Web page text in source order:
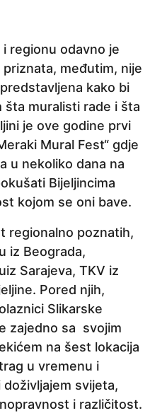
regionu odavno је
međutim, nije
kako bi
šta muralisti rade i šta
je ove godine prvi
Mural Fest“ gdje
u nekoliko dana na
Bijeljincima
kojom se oni bave.
regionalno poznatih,
iz Beograda,
Sarajeva, TKV iz
Pored njih,
Slikarske
zajedno sa svojim
na šest lokacija
u vremenu i
svijeta,
i različitost.